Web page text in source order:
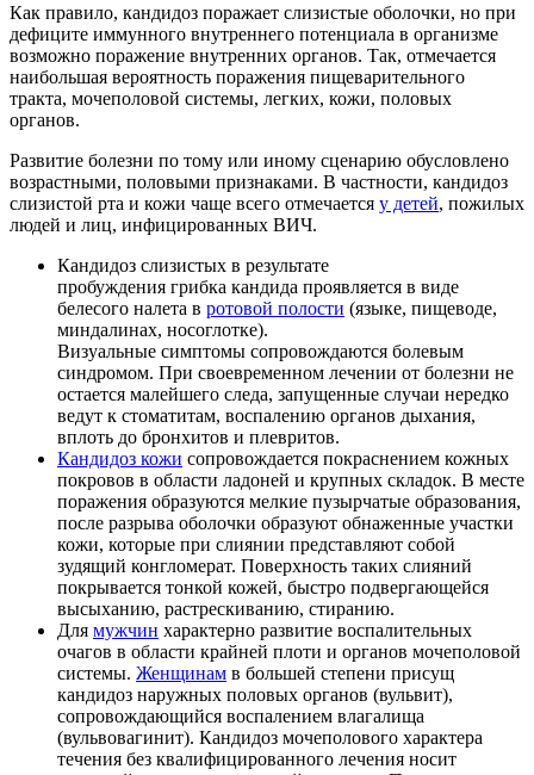
Как правило, кандидоз поражает слизистые оболочки, но при
дефиците иммунного внутреннего потенциала в организме
возможно поражение внутренних органов. Так, отмечается
наибольшая вероятность поражения пищеварительного
тракта, мочеполовой системы, легких, кожи, половых
органов.
Развитие болезни по тому или иному сценарию обусловлено
возрастными, половыми признаками. В частности, кандидоз
слизистой рта и кожи чаще всего отмечается у детей, пожилых
людей и лиц, инфицированных ВИЧ.
Кандидоз слизистых в результате
пробуждения грибка кандида проявляется в виде
белесого налета в ротовой полости (языке, пищеводе,
миндалинах, носоглотке).
Визуальные симптомы сопровождаются болевым
синдромом. При своевременном лечении от болезни не
остается малейшего следа, запущенные случаи нередко
ведут к стоматитам, воспалению органов дыхания,
вплоть до бронхитов и плевритов.
Кандидоз кожи сопровождается покраснением кожных
покровов в области ладоней и крупных складок. В месте
поражения образуются мелкие пузырчатые образования,
после разрыва оболочки образуют обнаженные участки
кожи, которые при слиянии представляют собой
зудящий конгломерат. Поверхность таких слияний
покрывается тонкой кожей, быстро подвергающейся
высыханию, растрескиванию, стиранию.
Для мужчин характерно развитие воспалительных
очагов в области крайней плоти и органов мочеполовой
системы. Женщинам в большей степени присущ
кандидоз наружных половых органов (вульвит),
сопровождающийся воспалением влагалища
(вульвовагинит). Кандидоз мочеполового характера
течения без квалифицированного лечения носит